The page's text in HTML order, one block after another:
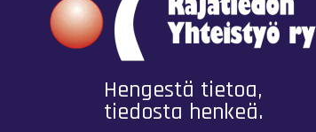
Hengestä tietoa,
tiedosta henkeä.